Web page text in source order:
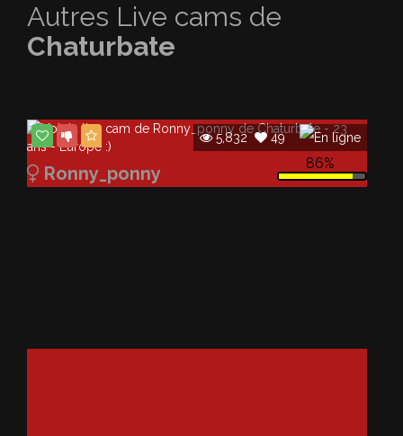
Autres Live cams de
Chaturbate
5,832 49
Ronny_ponny 86%